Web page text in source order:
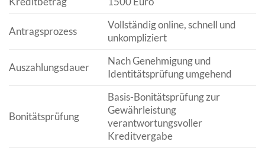
Antragsprozess
Vollständig online, schnell und
unkompliziert
Auszahlungsdauer
Nach Genehmigung und
Identitätsprüfung umgehend
Bonitätsprüfung
Basis-Bonitätsprüfung zur
Gewährleistung
verantwortungsvoller
Kreditvergabe